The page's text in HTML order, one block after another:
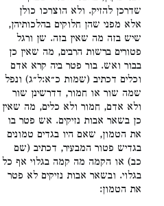
שדרכן להזיק. ולא הוצרכו כולן
אלא מפני שהן חלוקים בהלכותיהן,
שיש בזה מה שאין בזה. שן ורגל
פטורים ברשות הרבים, מה שאין כן
בבור ואש. בור פטר ביה קרא אדם
וכלים דכתיב (שמות כ״א:ל״ג) ונפל
שמה שור או חמור, דדרשינן שור
ולא אדם, חמור ולא כלים, מה שאין
כן בשאר אבות נזיקים. אש פטר בו
את הטמון, שאם היו בגדים טמונים
בגדיש פטור המבעיר, דכתיב (שם
כב) או הקמה מה קמה בגלוי אף כל
בגלוי. ובשאר אבות נזיקים לא פטר
את הטמון: